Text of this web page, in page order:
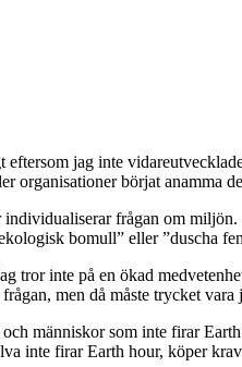
jag inte
organisationer börjat anamma
frågan om
bomull” eller ”duscha
tror inte på en ökad
men då måste trycket vara
människor som inte firar
inte firar Earth hour, köper